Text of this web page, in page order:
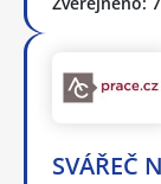
SVÁŘEČ